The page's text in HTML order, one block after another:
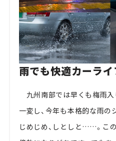
雨でも快適カーライ
九州南部では早くも梅雨入
一変し、今年も本格的な雨の
じめじめ、しとしと……。こ